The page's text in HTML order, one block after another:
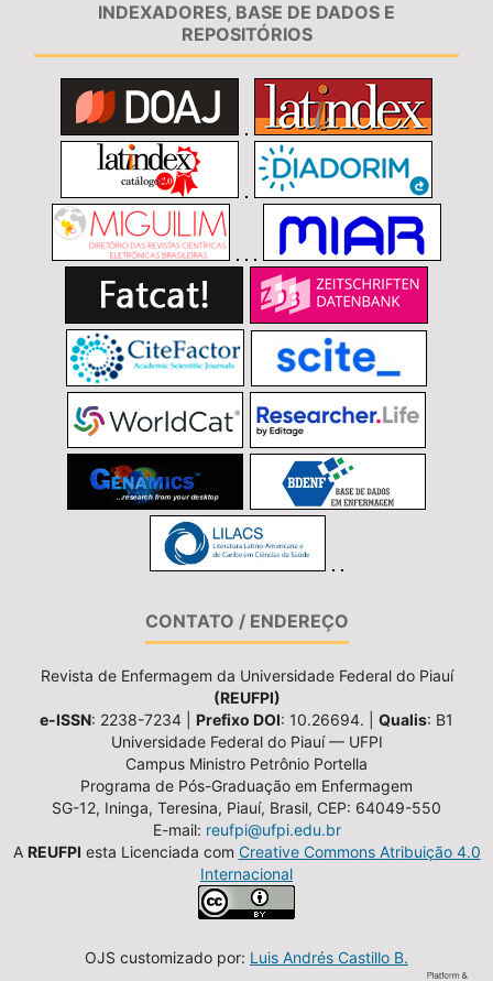
INDEXADORES, BASE DE DADOS E
REPOSITÓRIOS
CONTATO / ENDEREÇO
Revista de Enfermagem da Universidade Federal do Piauí
(REUFPI)
e-ISSN: 2238-7234 | Prefixo DOI: 10.26694. | Qualis: B1
Universidade Federal do Piauí — UFPI
Campus Ministro Petrônio Portella
Programa de Pós-Graduação em Enfermagem
SG-12, Ininga, Teresina, Piauí, Brasil, CEP: 64049-550
E-mail: reufpi@ufpi.edu.br
A REUFPI esta Licenciada com Creative Commons Atribuição 4.0
Internacional
OJS customizado por: Luis Andrés Castillo B.